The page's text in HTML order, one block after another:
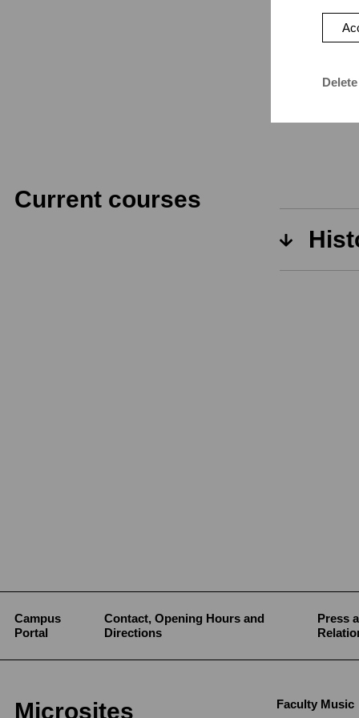
Current courses
Campus
Portal
Contact, Opening Hours and
Directions
Press
Microsites Faculty Music